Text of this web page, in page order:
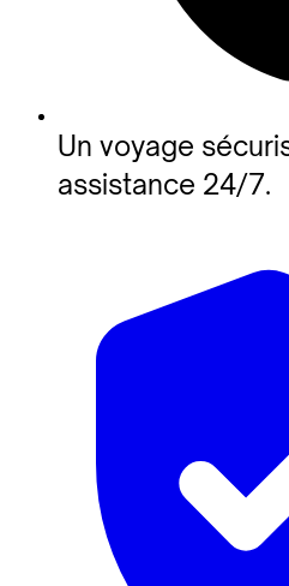
Un voyage
assistance 24/7.